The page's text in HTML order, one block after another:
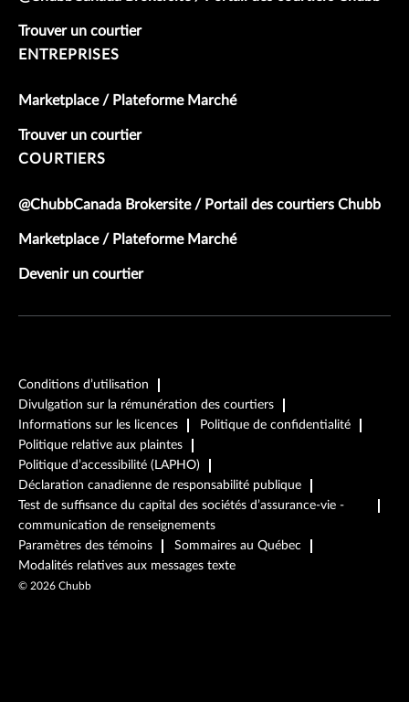
Trouver un courtier
ENTREPRISES
Marketplace / Plateforme Marché
Trouver un courtier
COURTIERS
@ChubbCanada Brokersite / Portail des courtiers Chubb
Marketplace / Plateforme Marché
Devenir un courtier
Conditions d’utilisation
Divulgation sur la rémunération des courtiers
Informations sur les licences
Politique de confidentialité
Politique relative aux plaintes
Politique d’accessibilité (LAPHO)
Déclaration canadienne de responsabilité publique
Test de suffisance du capital des sociétés d’assurance-vie -
communication de renseignements
Paramètres des témoins
Sommaires au Québec
Modalités relatives aux messages texte
© 2026 Chubb